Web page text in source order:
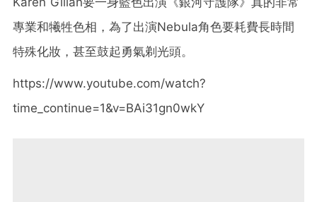
專業和犧牲色相，為了出演Nebula角色要耗費長時間
特殊化妝，甚至鼓起勇氣剃光頭。
https://www.youtube.com/watch?
time_continue=1&v=BAi31gn0wkY